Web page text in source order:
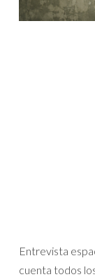
Entrevista
cuenta todos